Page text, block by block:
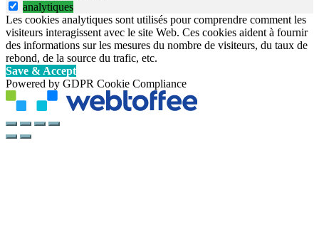
analytiques
Les cookies analytiques sont utilisés pour comprendre comment les
visiteurs interagissent avec le site Web. Ces cookies aident à fournir
des informations sur les mesures du nombre de visiteurs, du taux de
rebond, de la source du trafic, etc.
Save & Accept
Powered by GDPR Cookie Compliance